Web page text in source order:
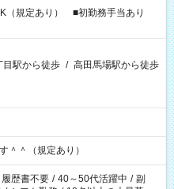
（規定あり） ■初勤務手当あり
目駅から徒歩 / 高田馬場駅から徒歩
＾（規定あり）
履歴書不要 / 40～50代活躍中 / 副